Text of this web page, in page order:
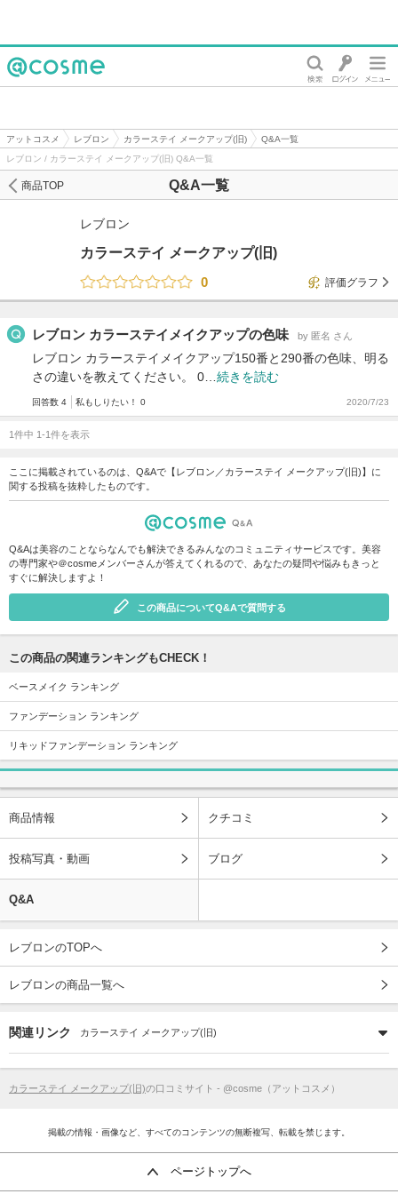
アットコスメ レブロン カラーステイ メークアップ(旧)
Q&A一覧
レブロン / カラーステイ メークアップ(旧) Q&A一覧
Q&A一覧
商品TOP
レブロン
カラーステイ メークアップ(旧)
0
評価グラフ
レブロン カラーステイメイクアップの色味 by 匿名 さん
レブロン カラーステイメイクアップ150番と290番の色味、明る
さの違いを教えてください。 0… 続きを読む
回答数 4 私もしりたい！ 0 2020/7/23
1件中 1-1件を表示
ここに掲載されているのは、Q&Aで【レブロン／カラーステイ メークアップ(旧)】に
関する投稿を抜粋したものです。
Q&Aは美容のことならなんでも解決できるみんなのコミュニティサービスです。美容
の専門家や＠cosmeメンバーさんが答えてくれるので、あなたの疑問や悩みもきっと
すぐに解決しますよ！
この商品についてQ&Aで質問する
この商品の関連ランキングもCHECK！
ベースメイク ランキング
ファンデーション ランキング
リキッドファンデーション ランキング
商品情報 クチコミ
投稿写真・動画 ブログ
Q&A
レブロンのTOPへ
レブロンの商品一覧へ
関連リンク カラーステイ メークアップ(旧)
カラーステイ メークアップ(旧)の口コミサイト - @cosme（アットコスメ）
掲載の情報・画像など、すべてのコンテンツの無断複写、転載を禁じます。
ページトップへ